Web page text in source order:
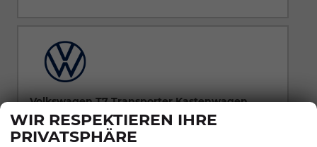
Volkswagen T7 Transporter Kastenwagen
WIR RESPEKTIEREN IHRE
PRIVATSPHÄRE